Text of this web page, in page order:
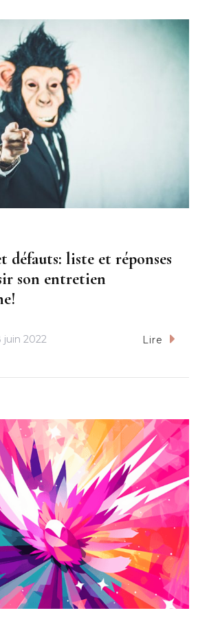
défauts: liste et réponses
son entretien
juin 2022 Lire